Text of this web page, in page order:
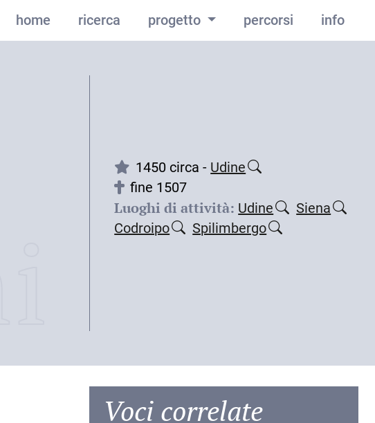
home ricerca progetto percorsi info
1450 circa - Udine
fine 1507
Luoghi di attività: Udine
Siena
Codroipo
Spilimbergo
Voci correlate